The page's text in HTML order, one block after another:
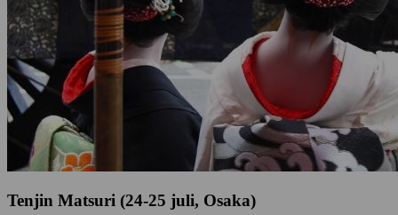
Tenjin Matsuri (24-25 juli, Osaka)